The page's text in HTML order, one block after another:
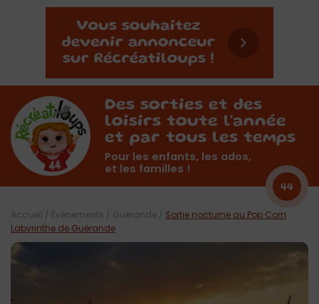
Des sorties et des
loisirs toute l'année
et par tous les temps
Pour les enfants, les ados,
et les familles !
44
Accueil / Évènements / Guérande / Sortie nocturne au Pop Corn
Labyrinthe de Guérande